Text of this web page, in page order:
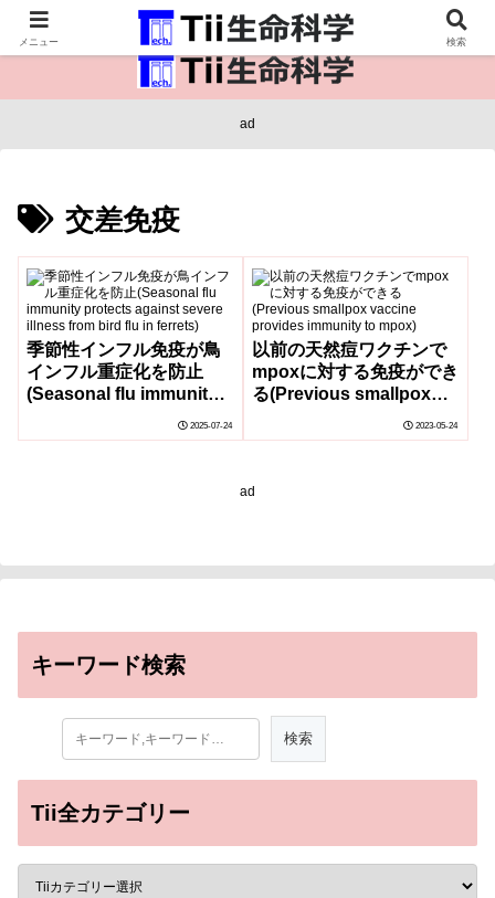
医療保健・生命・生物の情報インフラ。
ad
交差免疫
季節性インフル免疫が鳥
インフル重症化を防止
(Seasonal flu immunity
protects against severe
illness from bird flu in
2025-07-24
以前の天然痘ワクチンで
mpoxに対する免疫ができ
る(Previous smallpox
immunity to mpox)
2023-05-24
ad
キーワード検索
Tii全カテゴリー
メニュー 検索